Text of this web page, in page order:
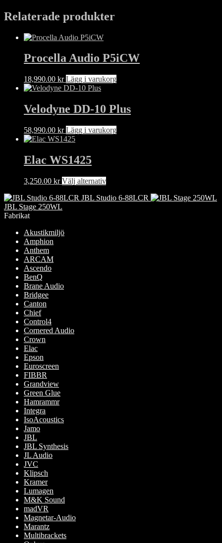
Relaterade produkter
Procella Audio P5iCW
18,990.00 kr Lägg i varukorg
Velodyne DD-10 Plus
58,990.00 kr Lägg i varukorg
Elac WS1425
3,250.00 kr Välj alternativDen
produkten
JBL Studio 6-88LCR
JBL Stage 250WL
Fabrikat
Akustikmiljö
Amphion
Anthem
ARCAM
Ascendo
BenQ
Brane Audio
Bridgee
Canton
Chief
Control4
Cornered Audio
Crown
Elac
Epson
Euroscreen
FIBBR
Grandview
Green Glue
Hamrammr
Integra
IsoAcoustics
Jamo
JBL
JBL Synthesis
JL Audio
JVC
Klipsch
Kramer
Lumagen
M&K Sound
madVR
Magnetar-Audio
Marantz
Multibrackets